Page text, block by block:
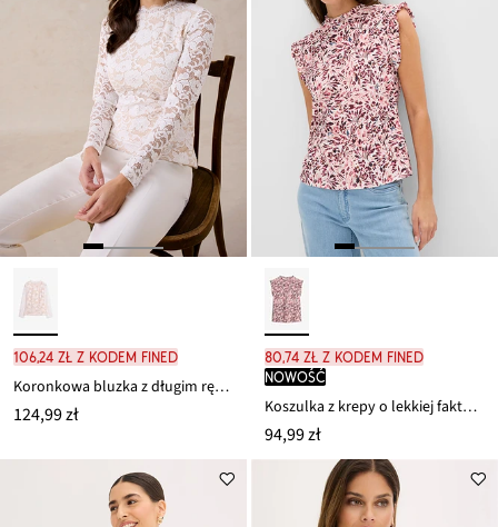
106,24 zł z kodem FINED
Koronkowa bluzka z długim rękawem
124,99 zł
80,74 zł z kodem FINED
nowość
Koszulka z krepy o lekkiej fakturze
94,99 zł